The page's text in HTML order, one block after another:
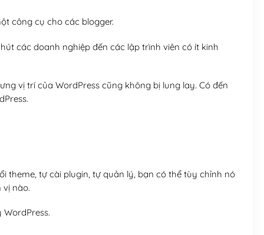
công cụ cho các blogger.
các doanh nghiệp đến các lập trình viên có ít kinh
vị trí của WordPress cũng không bị lung lay. Có đến
theme, tự cài plugin, tự quản lý, bạn có thể tùy chỉnh nó
nào.